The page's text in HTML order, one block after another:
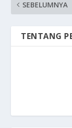
SEBELUMNYA
TENTANG